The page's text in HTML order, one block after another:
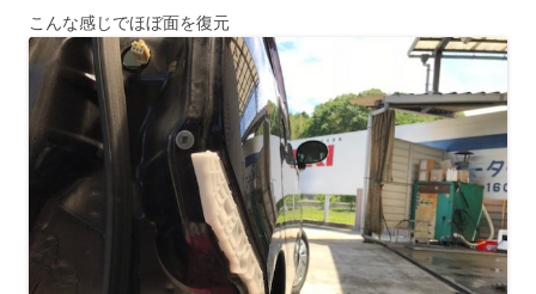
こんな感じでほぼ面を復元